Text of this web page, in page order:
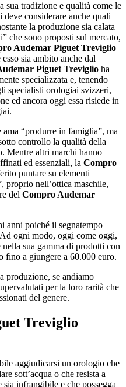
sua tradizione e qualità come le
considerare anche quali
la produzione sia calata
che sono proposti sul mercato,
Audemar Piguet Treviglio
sia ambito anche dal
Piguet Treviglio ha
specializzata e, tenendo
specialisti orologiai svizzeri,
ed ancora oggi essa risiede in
ama “produrre in famiglia”, ma
controllo la qualità della
Mentre altri marchi hanno
ed essenziali, la Compro
puntare su elementi
proprio nell’ottica maschile,
del Compro Audemar
anni poiché il segnatempo
ogni modo, oggi come oggi,
sua gamma di prodotti con
fino a giungere a 60.000 euro.
produzione, se andiamo
per la loro rarità che
del genere.
Treviglio
aggiudicarsi un orologio che
sott’acqua o che resista a
sia infrangibile e che possegga